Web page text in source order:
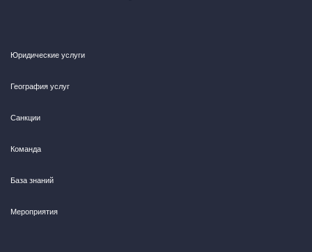
Юридические услуги
География услуг
Санкции
Команда
База знаний
Мероприятия